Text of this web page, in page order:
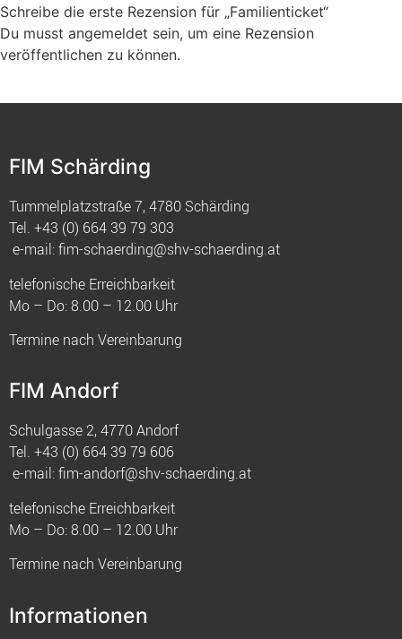
Schreibe die erste Rezension für „Familienticket“
Du musst angemeldet sein, um eine Rezension
veröffentlichen zu können.
FIM Schärding
Tummelplatzstraße 7, 4780 Schärding
Tel. +43 (0) 664 39 79 303
e-mail:fim-schaerding@shv-schaerding.at
telefonische Erreichbarkeit
Mo – Do: 8.00 – 12.00 Uhr
Termine nach Vereinbarung
FIM Andorf
Schulgasse 2, 4770 Andorf
Tel. +43 (0) 664 39 79 606
e-mail:fim-andorf@shv-schaerding.at
telefonische Erreichbarkeit
Mo – Do: 8.00 – 12.00 Uhr
Termine nach Vereinbarung
Informationen